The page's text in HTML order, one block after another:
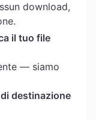
download,
il tuo file
— siamo
di destinazione